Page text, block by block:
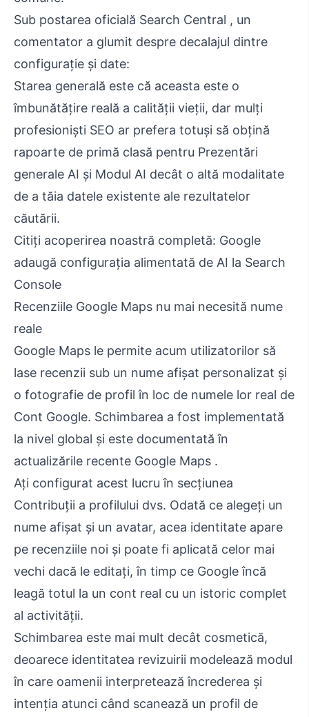
Sub postarea oficială Search Central , un
comentator a glumit despre decalajul dintre
configurație și date:
Starea generală este că aceasta este o
îmbunătățire reală a calității vieții, dar mulți
profesioniști SEO ar prefera totuși să obțină
rapoarte de primă clasă pentru Prezentări
generale AI și Modul AI decât o altă modalitate
de a tăia datele existente ale rezultatelor
căutării.
Citiți acoperirea noastră completă: Google
adaugă configurația alimentată de AI la Search
Console
Recenziile Google Maps nu mai necesită nume
reale
Google Maps le permite acum utilizatorilor să
lase recenzii sub un nume afișat personalizat și
o fotografie de profil în loc de numele lor real de
Cont Google. Schimbarea a fost implementată
la nivel global și este documentată în
actualizările recente Google Maps .
Ați configurat acest lucru în secțiunea
Contribuții a profilului dvs. Odată ce alegeți un
nume afișat și un avatar, acea identitate apare
pe recenziile noi și poate fi aplicată celor mai
vechi dacă le editați, în timp ce Google încă
leagă totul la un cont real cu un istoric complet
al activității.
Schimbarea este mai mult decât cosmetică,
deoarece identitatea revizuirii modelează modul
în care oamenii interpretează încrederea și
intenția atunci când scanează un profil de